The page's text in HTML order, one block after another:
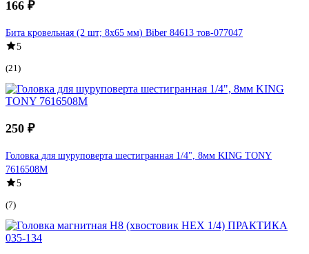
166 ₽
Бита кровельная (2 шт; 8х65 мм) Biber 84613 тов-077047
5
(21)
250 ₽
Головка для шуруповерта шестигранная 1/4", 8мм KING TONY
7616508M
5
(7)